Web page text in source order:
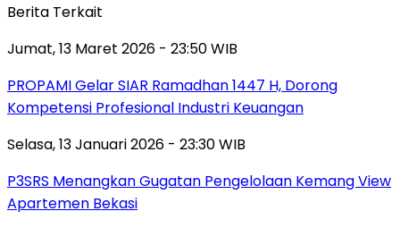
Berita Terkait
Jumat, 13 Maret 2026 - 23:50 WIB
PROPAMI Gelar SIAR Ramadhan 1447 H, Dorong
Kompetensi Profesional Industri Keuangan
Selasa, 13 Januari 2026 - 23:30 WIB
P3SRS Menangkan Gugatan Pengelolaan Kemang View
Apartemen Bekasi